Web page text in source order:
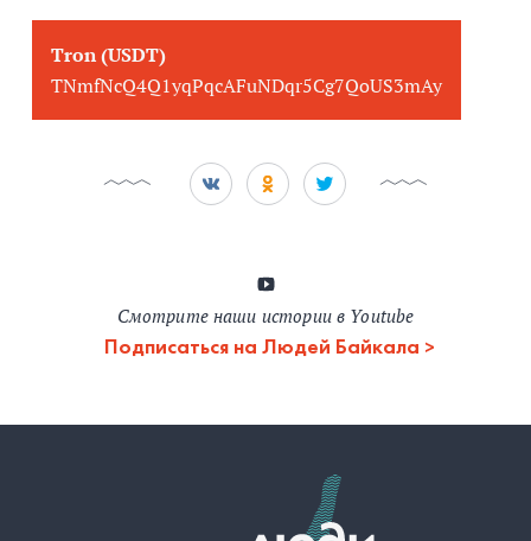
Tron (USDT)
TNmfNcQ4Q1yqPqcAFuNDqr5Cg7QoUS3mAy
Смотрите наши истории в Youtube
Подписаться на Людей Байкала